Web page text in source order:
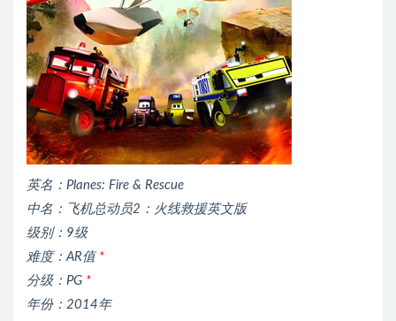
英名：Planes: Fire & Rescue
中名：飞机总动员2：火线救援英文版
级别：9级
难度：AR值 *
分级：PG *
年份：2014年